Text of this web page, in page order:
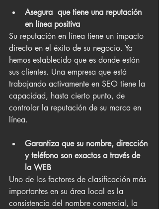
Asegura  que tiene una reputación
en línea positiva
Su reputación en línea tiene un impacto
directo en el éxito de su negocio. Ya
hemos establecido que es donde están
sus clientes. Una empresa que está
trabajando activamente en SEO tiene la
capacidad, hasta cierto punto, de
controlar la reputación de su marca en
línea.
Garantiza que su nombre, dirección
y teléfono son exactos a través de
la WEB
Uno de los factores de clasificación más
importantes en su área local es la
consistencia del nombre comercial, la